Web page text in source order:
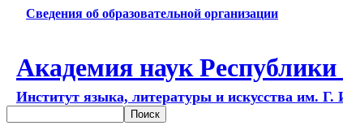
Сведения об образовательной организации
Академия наук Республики
Институт языка, литературы и искусства им. Г.